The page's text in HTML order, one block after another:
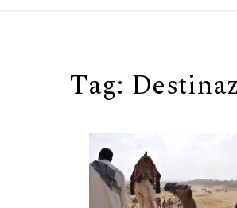
Tag: